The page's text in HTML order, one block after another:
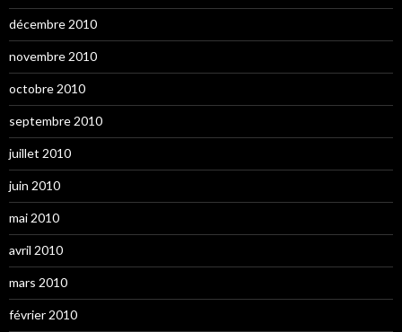
décembre 2010
novembre 2010
octobre 2010
septembre 2010
juillet 2010
juin 2010
mai 2010
avril 2010
mars 2010
février 2010